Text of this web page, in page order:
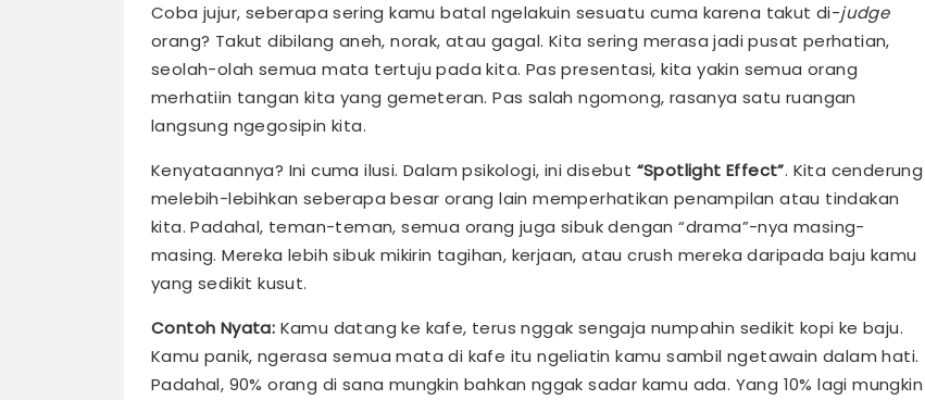
Coba jujur, seberapa sering kamu batal ngelakuin sesuatu cuma karena takut di-judge
orang? Takut dibilang aneh, norak, atau gagal. Kita sering merasa jadi pusat perhatian,
seolah-olah semua mata tertuju pada kita. Pas presentasi, kita yakin semua orang
merhatiin tangan kita yang gemeteran. Pas salah ngomong, rasanya satu ruangan
langsung ngegosipin kita.
Kenyataannya? Ini cuma ilusi. Dalam psikologi, ini disebut “Spotlight Effect”. Kita cenderung
melebih-lebihkan seberapa besar orang lain memperhatikan penampilan atau tindakan
kita. Padahal, teman-teman, semua orang juga sibuk dengan “drama”-nya masing-
masing. Mereka lebih sibuk mikirin tagihan, kerjaan, atau crush mereka daripada baju kamu
yang sedikit kusut.
Contoh Nyata: Kamu datang ke kafe, terus nggak sengaja numpahin sedikit kopi ke baju.
Kamu panik, ngerasa semua mata di kafe itu ngeliatin kamu sambil ngetawain dalam hati.
Padahal, 90% orang di sana mungkin bahkan nggak sadar kamu ada. Yang 10% lagi mungkin